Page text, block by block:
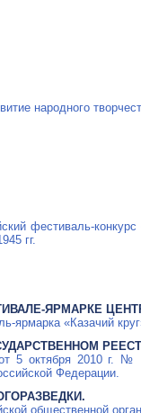
народного
фестиваль-конкурс
гг.
ЯРМАРКЕ
ярмарка«Казачий
от 5 октября 2010 г.
Федерации.
общественной